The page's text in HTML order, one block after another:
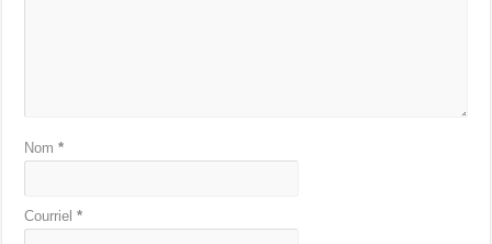
Nom*
Courriel*